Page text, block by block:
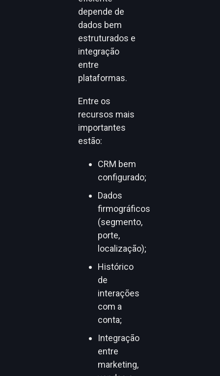
depende de
dados bem
estruturados e
integração
entre
plataformas.
Entre os
recursos mais
importantes
estão:
CRM bem
configurado;
Dados
firmográficos
(segmento,
porte,
localização);
Histórico
de
interações
com a
conta;
Integração
entre
marketing,